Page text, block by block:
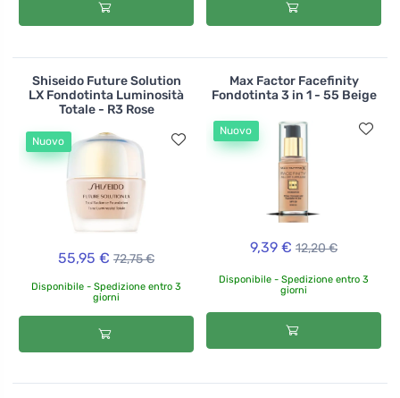
Shiseido Future Solution
LX Fondotinta Luminosità
Totale - R3 Rose
Nuovo
55,95 € 72,75 €
Disponibile - Spedizione entro 3
giorni
Max Factor Facefinity
Fondotinta 3 in 1 - 55 Beige
Nuovo
9,39 € 12,20 €
Disponibile - Spedizione entro 3
giorni